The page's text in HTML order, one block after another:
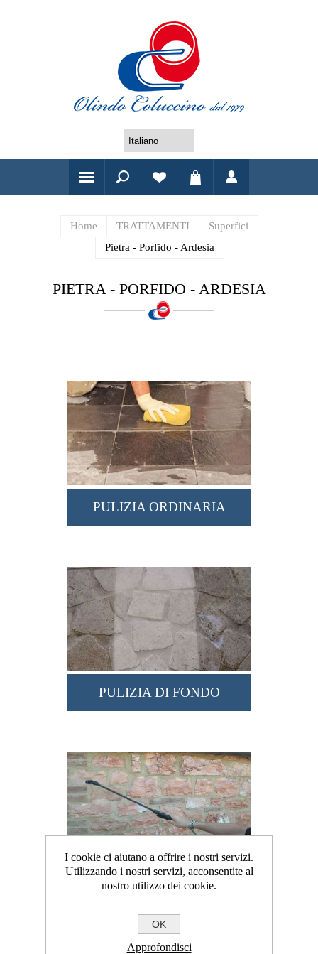
Home TRATTAMENTI
Superfici
Pietra - Porfido - Ardesia
PIETRA - PORFIDO - ARDESIA
PULIZIA ORDINARIA
PULIZIA DI FONDO
TRATTAMENTI
I cookie ci aiutano a offrire i nostri servizi.
Utilizzando i nostri servizi, acconsentite al
nostro utilizzo dei cookie.
OK
Approfondisci